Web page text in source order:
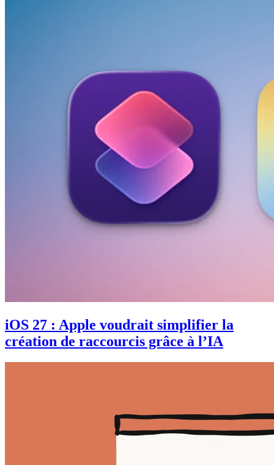
iOS 27 : Apple voudrait simplifier la
création de raccourcis grâce à l’IA